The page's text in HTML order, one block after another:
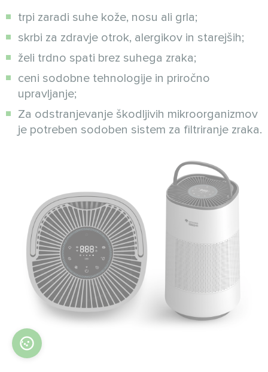
trpi zaradi suhe kože, nosu ali grla;
skrbi za zdravje otrok, alergikov in starejših;
želi trdno spati brez suhega zraka;
ceni sodobne tehnologije in priročno
upravljanje;
Za odstranjevanje škodljivih mikroorganizmov
je potreben sodoben sistem za filtriranje zraka.